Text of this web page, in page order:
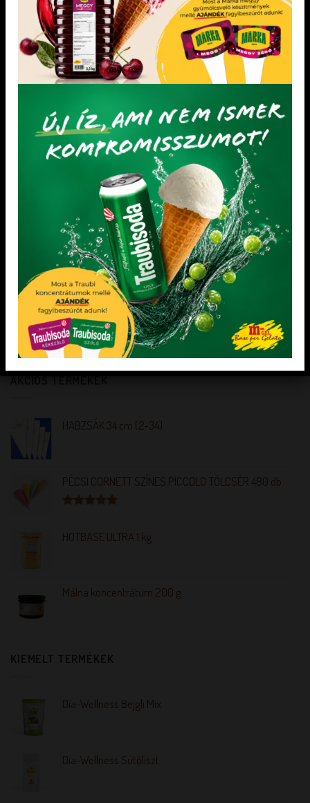
KEDVENCEM! KEDVENCEM!
Pirosalma gyümölcsvelő készítmény 3,5 kg
„Mentes” semleges alap hozzáadott cukor nélkül
„Minden mentes” Joghurt ízű fagylalt alap
„Minden mentes” Gyümölcsfagylalt alap
édesítőszerekkel
AKCIÓS TERMÉKEK
HABZSÁK 34 cm (2-34)
PÉCSI CORNETT SZÍNES PICCOLO TÖLCSÉR 480 db
HOTBASE ULTRA 1 kg
Málna koncentrátum 200 g
KIEMELT TERMÉKEK
Dia-Wellness Bejgli Mix
Dia-Wellness Sütőliszt